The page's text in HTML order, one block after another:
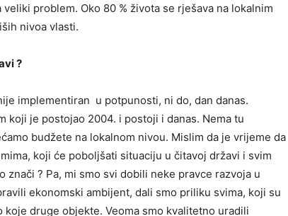
problem. Oko 80 % života se rješava na lokalnim
nivoa vlasti.
?
implementiran u potpunosti, ni do, dan danas.
koji je postojao 2004. i postoji i danas. Nema tu
budžete na lokalnom nivou. Mislim da je vrijeme da
koji će poboljšati situaciju u čitavoj državi i svim
znači ? Pa, mi smo svi dobili neke pravce razvoja u
ekonomski ambijent, dali smo priliku svima, koji su
druge objekte. Veoma smo kvalitetno uradili